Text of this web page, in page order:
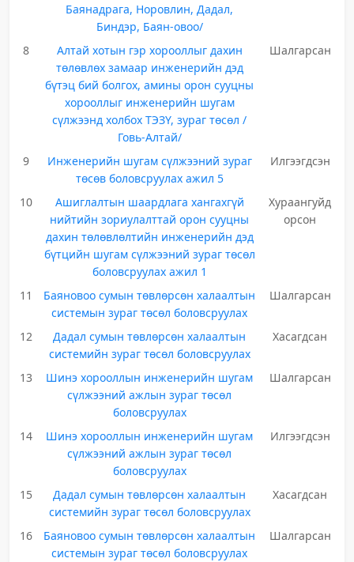
Баянадрага, Норовлин, Дадал,
Биндэр, Баян-овоо/
8
Алтай хотын гэр хорооллыг дахин
төлөвлөх замаар инженерийн дэд
бүтэц бий болгох, амины орон сууцны
хорооллыг инженерийн шугам
сүлжээнд холбох ТЭЗҮ, зураг төсөл /
Говь-Алтай/
Шалгарсан
9
Инженерийн шугам сүлжээний зураг
төсөв боловсруулах ажил 5
Илгээгдсэн
10
Ашиглалтын шаардлага хангахгүй
нийтийн зориулалттай орон сууцны
дахин төлөвлөлтийн инженерийн дэд
бүтцийн шугам сүлжээний зураг төсөл
боловсруулах ажил 1
Хураангуйд
орсон
11
Баяновоо сумын төвлөрсөн халаалтын
системын зураг төсөл боловсруулах
Шалгарсан
12
Дадал сумын төвлөрсөн халаалтын
системийн зураг төсөл боловсруулах
Хасагдсан
13
Шинэ хорооллын инженерийн шугам
сүлжээний ажлын зураг төсөл
боловсруулах
Шалгарсан
14
Шинэ хорооллын инженерийн шугам
сүлжээний ажлын зураг төсөл
боловсруулах
Илгээгдсэн
15
Дадал сумын төвлөрсөн халаалтын
системийн зураг төсөл боловсруулах
Хасагдсан
16
Баяновоо сумын төвлөрсөн халаалтын
системын зураг төсөл боловсруулах
Шалгарсан